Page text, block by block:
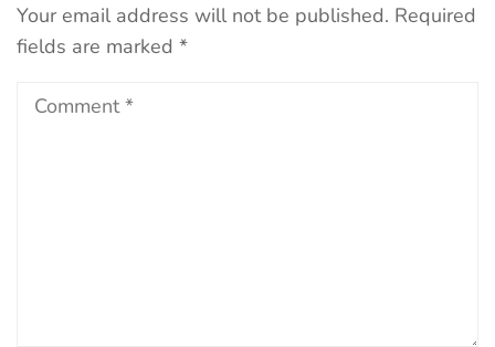
Your email address will not be published. Required
fields are marked *